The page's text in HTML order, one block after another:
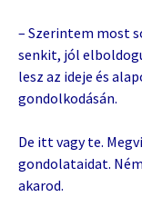
– Szerintem most
senkit, jól
lesz az ideje és
gondolkodásán.
De itt vagy te.
gondolataidat.
akarod.